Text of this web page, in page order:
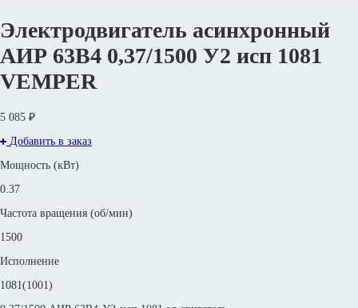
Электродвигатель асинхронный
АИР 63В4 0,37/1500 У2 исп 1081
VEMPER
5 085 ₽
Добавить в заказ
Мощность (кВт)
0.37
Частота вращения (об/мин)
1500
Исполнение
1081(1001)